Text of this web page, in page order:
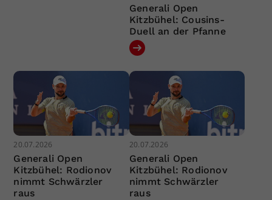
Generali Open
Kitzbühel: Cousins-
Duell an der Pfanne
20.07.2026
Generali Open
Kitzbühel: Rodionov
nimmt Schwärzler
raus
20.07.2026
Generali Open
Kitzbühel: Rodionov
nimmt Schwärzler
raus